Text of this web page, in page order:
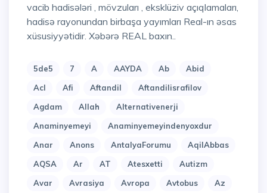
vacib hadisələri , mövzuları , eksklüziv açıqlamaları,
hadisə rayonundan birbaşa yayımları Real-ın əsas
xüsusiyyətidir. Xəbərə REAL baxın..
5de5 7 A AAYDA Ab
Abid
Acl
Afi Aftandil
Aftandilisrafilov
Agdam
Allah
Alternativenerji
Anaminyemeyi
Anaminyemeyindenyoxdur
Anar
Anons AntalyaForumu
AqilAbbas
AQSA
Ar AT Atesxetti
Autizm
Avar
Avrasiya Avropa Avtobus
Az